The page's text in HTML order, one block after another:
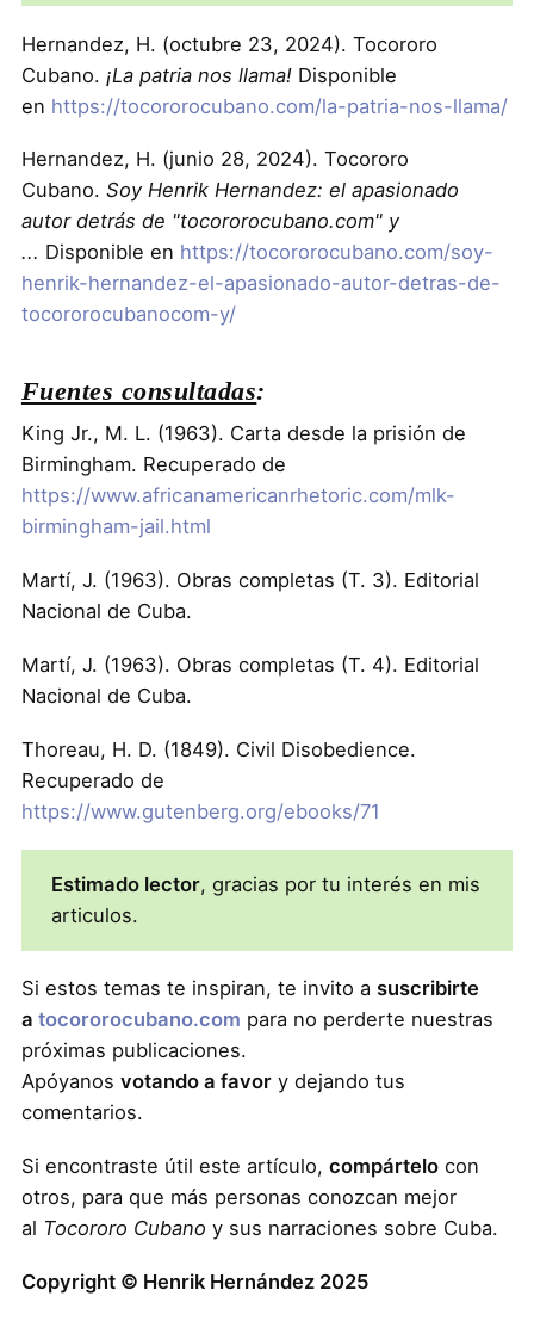
Hernandez, H. (octubre 23, 2024). Tocororo
Cubano. ¡La patria nos llama! Disponible
en https://tocororocubano.com/la-patria-nos-llama/
Hernandez, H. (junio 28, 2024). Tocororo
Cubano. Soy Henrik Hernandez: el apasionado
autor detrás de "tocororocubano.com" y
... Disponible en https://tocororocubano.com/soy-
henrik-hernandez-el-apasionado-autor-detras-de-
tocororocubanocom-y/
Fuentes consultadas:
King Jr., M. L. (1963). Carta desde la prisión de
Birmingham. Recuperado de
https://www.africanamericanrhetoric.com/mlk-
birmingham-jail.html
Martí, J. (1963). Obras completas (T. 3). Editorial
Nacional de Cuba.
Martí, J. (1963). Obras completas (T. 4). Editorial
Nacional de Cuba.
Thoreau, H. D. (1849). Civil Disobedience.
Recuperado de
https://www.gutenberg.org/ebooks/71
Estimado lector, gracias por tu interés en mis
articulos.
Si estos temas te inspiran, te invito a suscribirte
a tocororocubano.com para no perderte nuestras
próximas publicaciones.
Apóyanos votando a favory dejando tus
comentarios.
Si encontraste útil este artículo, compártelocon
otros, para que más personas conozcan mejor
al Tocororo Cubano y sus narraciones sobre Cuba.
Copyright © Henrik Hernández 2025